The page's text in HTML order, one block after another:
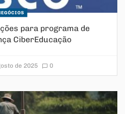
para programa de
CiberEducação
de 2025 0